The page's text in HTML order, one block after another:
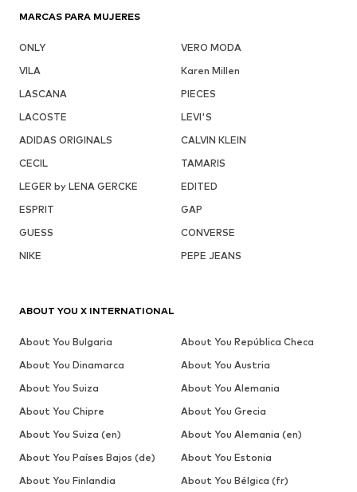
MARCAS PARA MUJERES
ONLY
VERO MODA
VILA
Karen Millen
LASCANA
PIECES
LACOSTE
LEVI'S
ADIDAS ORIGINALS
CALVIN KLEIN
CECIL
TAMARIS
LEGER by LENA GERCKE
EDITED
ESPRIT
GAP
GUESS
CONVERSE
NIKE
PEPE JEANS
ABOUT YOU X INTERNATIONAL
About You Bulgaria
About You República Checa
About You Dinamarca
About You Austria
About You Suiza
About You Alemania
About You Chipre
About You Grecia
About You Suiza (en)
About You Alemania (en)
About You Países Bajos (de)
About You Estonia
About You Finlandia
About You Bélgica (fr)